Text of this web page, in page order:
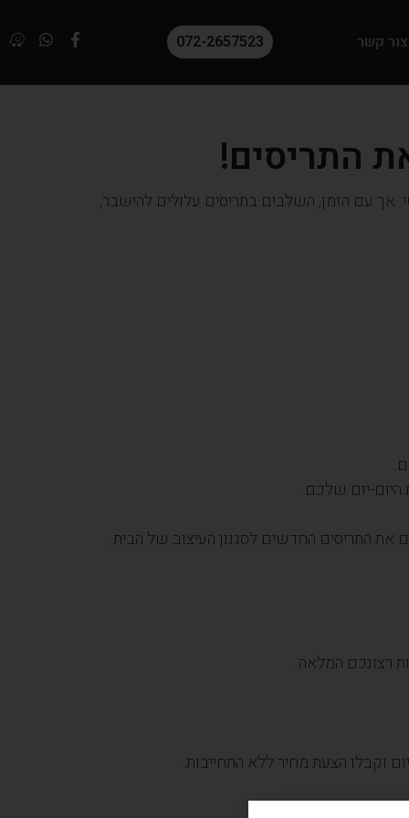
צור קשר 072-2657523
התריסים!
אך עם הזמן, השלבים בתריסים עלולים להישבר,
היום-יום שלכם.
את התריסים החדשים לסגנון העיצוב של הבית.
רצונכם המלאה.
וקבלו הצעת מחיר ללא התחייבות.